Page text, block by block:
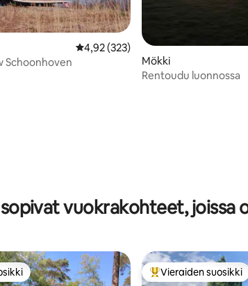
201 arvostelua
Keskimääräinen arvio 4,92/5, 323
4,92 (323)
Schoonhoven
Mökki
Rentoudu luonnossa
vuokrakohteet, joissa
Vieraiden
Vieraiden suosikki